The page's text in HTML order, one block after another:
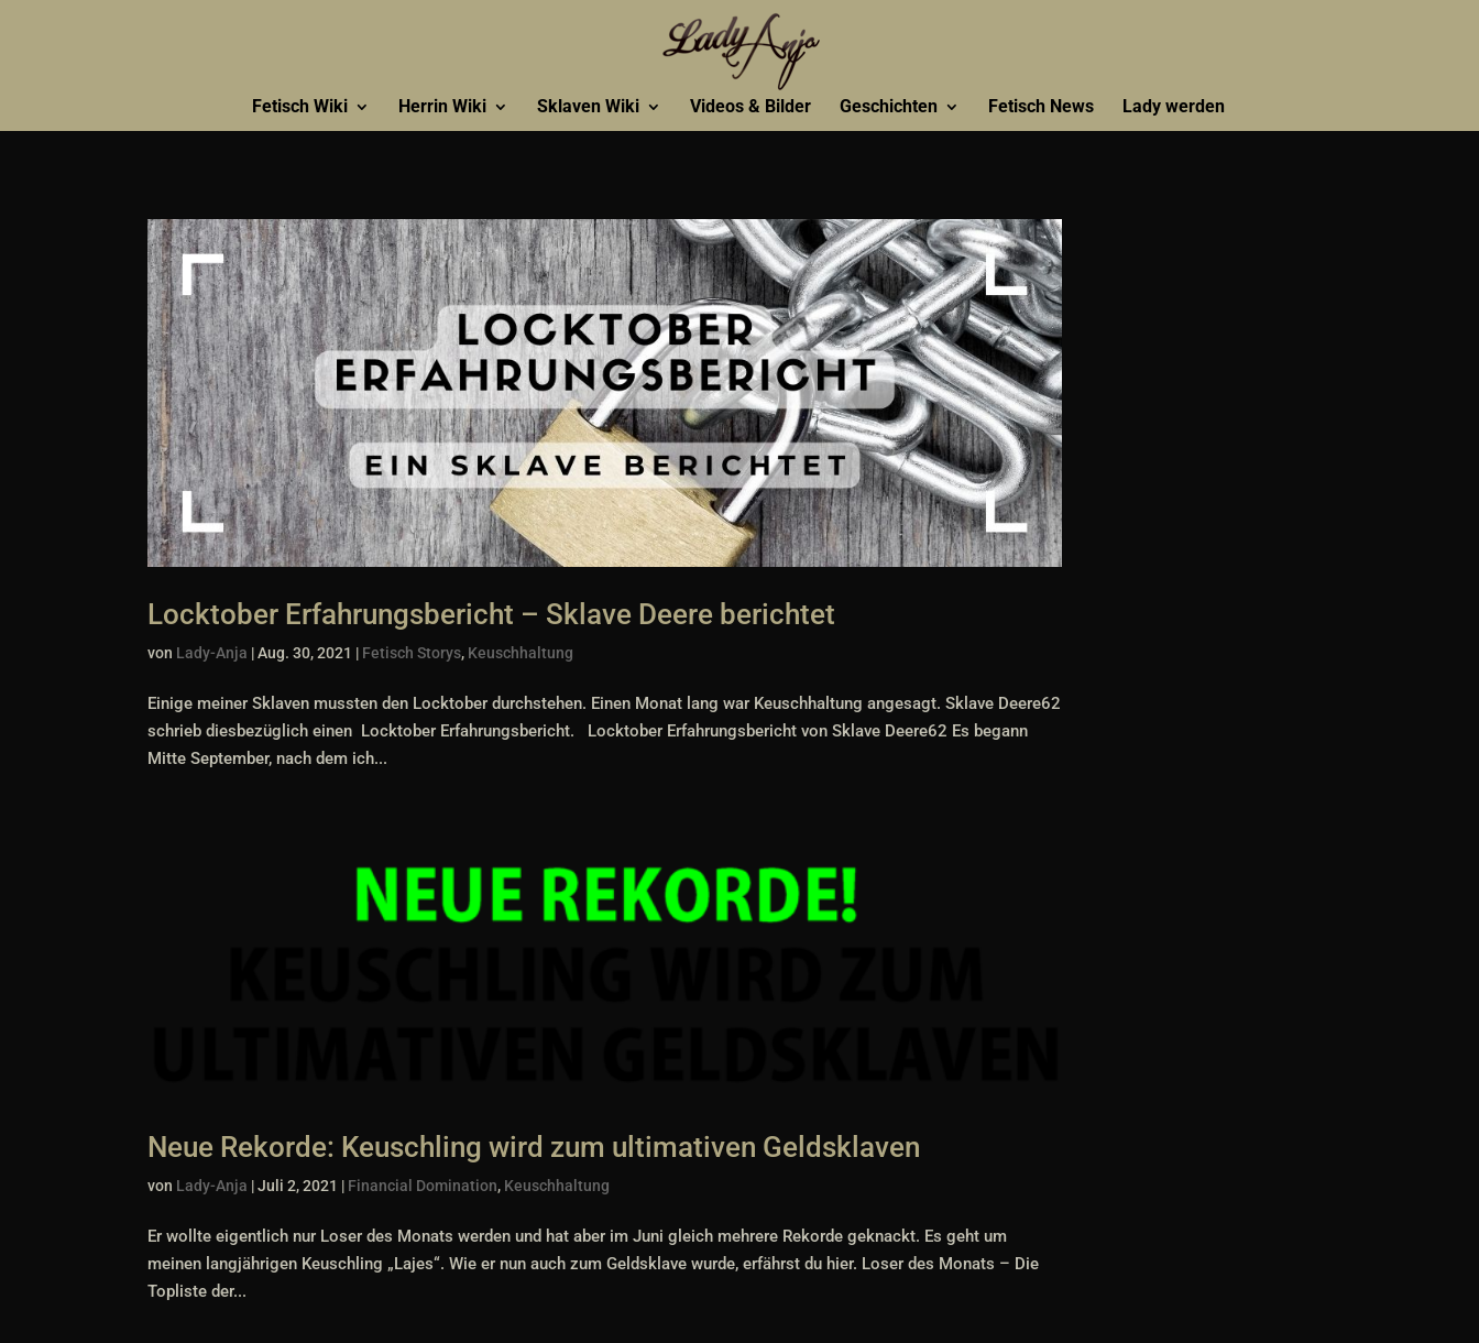
Fetisch Wiki Herrin Wiki Sklaven Wiki Videos & Bilder Geschichten Fetisch News Lady werden
Locktober Erfahrungsbericht – Sklave Deere berichtet
von Lady-Anja |Aug. 30, 2021 | Fetisch Storys, Keuschhaltung
Einige meiner Sklaven mussten den Locktober durchstehen. Einen Monat lang war Keuschhaltung angesagt. Sklave Deere62
schrieb diesbezüglich einen Locktober Erfahrungsbericht. Locktober Erfahrungsbericht von Sklave Deere62 Es begann
Mitte September, nach dem ich...
Neue Rekorde: Keuschling wird zum ultimativen Geldsklaven
von Lady-Anja |Juli 2, 2021 | Financial Domination, Keuschhaltung
Er wollte eigentlich nur Loser des Monats werden und hat aber im Juni gleich mehrere Rekorde geknackt. Es geht um
meinen langjährigen Keuschling „Lajes“. Wie er nun auch zum Geldsklave wurde, erfährst du hier. Loser des Monats – Die
Topliste der...